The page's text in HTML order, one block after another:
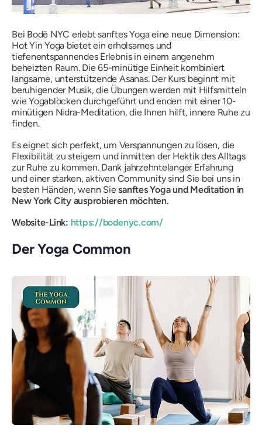
Bei Bodē NYC erlebt sanftes Yoga eine neue Dimension:
Hot Yin Yoga bietet ein erholsames und
tiefenentspannendes Erlebnis in einem angenehm
beheizten Raum. Die 65-minütige Einheit kombiniert
langsame, unterstützende Asanas. Der Kurs beginnt mit
beruhigender Musik, die Übungen werden mit Hilfsmitteln
wie Yogablöcken durchgeführt und enden mit einer 10-
minütigen Nidra-Meditation, die Ihnen hilft, innere Ruhe zu
finden.
Es eignet sich perfekt, um Verspannungen zu lösen, die
Flexibilität zu steigern und inmitten der Hektik des Alltags
zur Ruhe zu kommen. Dank jahrzehntelanger Erfahrung
und einer starken, aktiven Community sind Sie bei uns in
besten Händen, wenn Siesanftes Yoga und Meditation in
New York City ausprobieren möchten.
Website-Link: https://bodenyc.com/
Der Yoga Common